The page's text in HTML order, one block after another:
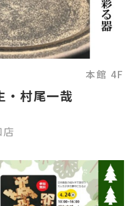
本館 4F
・村尾一哉